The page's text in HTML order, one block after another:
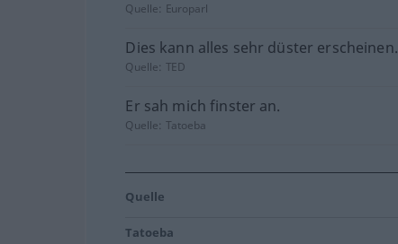
Quelle: Europarl
Dies kann alles sehr düster erscheinen.
Quelle: TED
Er sah mich finster an.
Quelle: Tatoeba
Quelle
Tatoeba